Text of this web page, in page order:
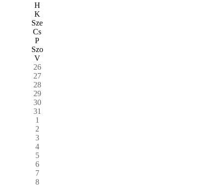
H
K
Sze
Cs
P
Szo
V
26
27
28
29
30
31
1
2
3
4
5
6
7
8